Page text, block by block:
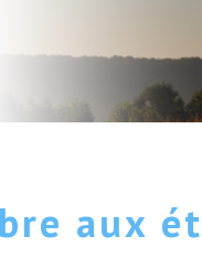
aux